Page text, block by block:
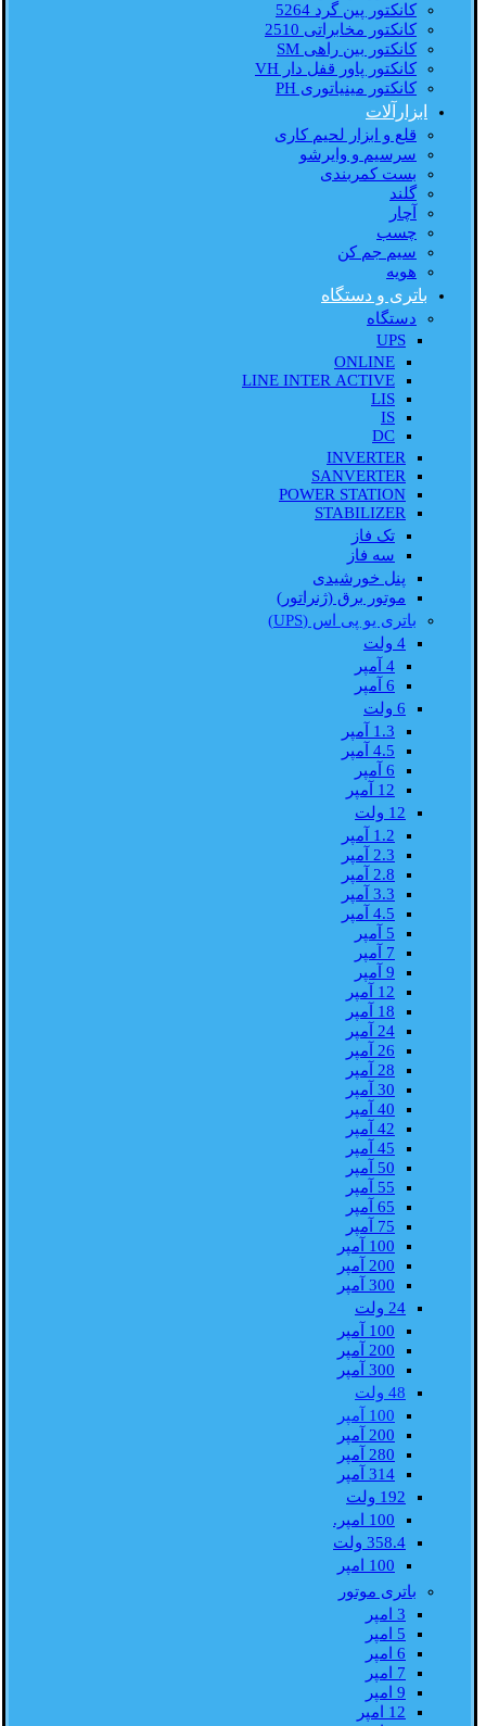
کانکتور پین گرد 5264
کانکتور مخابراتی 2510
کانکتور بین راهی SM
کانکتور پاور قفل دار VH
کانکتور مینیاتوری PH
ابزارآلات
قلع و ابزار لحیم کاری
سرسیم و وایرشو
بست کمربندی
گلند
آچار
چسب
سیم جم کن
هویه
باتری و دستگاه
دستگاه
UPS
ONLINE
LINE INTER ACTIVE
LIS
IS
DC
INVERTER
SANVERTER
POWER STATION
STABILIZER
تک فاز
سه فاز
پنل خورشیدی
موتور برق (ژنراتور)
باتری یو پی اس (UPS)
4 ولت
4 آمپر
6 آمپر
6 ولت
1.3 آمپر
4.5 آمپر
6 آمپر
12 آمپر
12 ولت
1.2 آمپر
2.3 آمپر
2.8 آمپر
3.3 آمپر
4.5 آمپر
5 آمپر
7 آمپر
9 آمپر
12 آمپر
18 آمپر
24 آمپر
26 آمپر
28 آمپر
30 آمپر
40 آمپر
42 آمپر
45 آمپر
50 آمپر
55 آمپر
65 آمپر
75 آمپر
100 آمپر
200 آمپر
300 آمپر
24 ولت
100 آمپر
200 آمپر
300 آمپر
48 ولت
100 آمپر
200 آمپر
280 آمپر
314 آمپر
192 ولت
100 امپر.
358.4 ولت
100 امپر
باتری موتور
3 امپر
5 امپر
6 امپر
7 امپر
9 امپر
12 امپر